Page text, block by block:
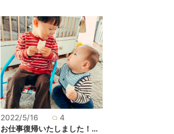
2022/5/16
4
お仕事復帰いたしました！...